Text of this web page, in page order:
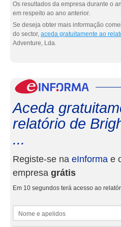
Os resultados da empresa durante o
em respeito ao ano anterior.
Se deseja obter mais informação
do sector, aceda gratuitamente ao
Adventure, Lda.
Aceda
relatório de
...
Registe-se na eInforma e
empresa grátis
Em 10 segundos terá acesso ao